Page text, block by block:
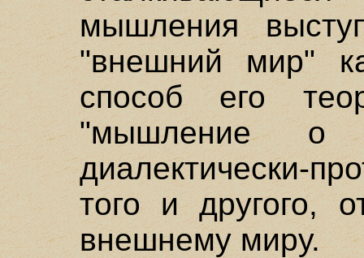
мышления
"внешний мир"
способ его
"мышление о
диалектически-
того и другого,
внешнему миру.